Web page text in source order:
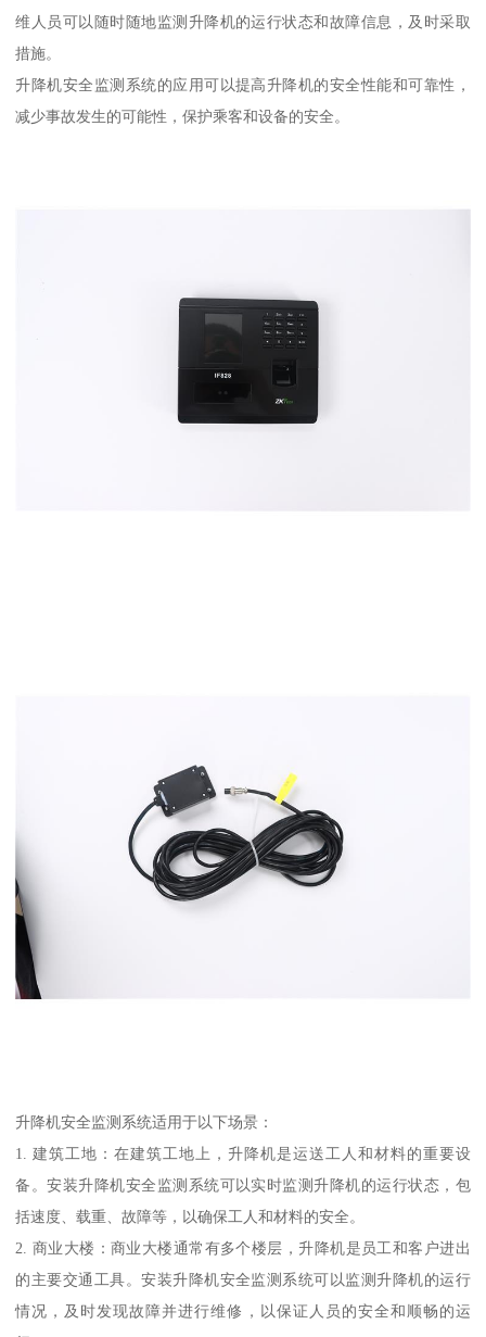
维人员可以随时随地监测升降机的运行状态和故障信息，及时采取
措施。
升降机安全监测系统的应用可以提高升降机的安全性能和可靠性，
减少事故发生的可能性，保护乘客和设备的安全。
升降机安全监测系统适用于以下场景：
1. 建筑工地：在建筑工地上，升降机是运送工人和材料的重要设
备。安装升降机安全监测系统可以实时监测升降机的运行状态，包
括速度、载重、故障等，以确保工人和材料的安全。
2. 商业大楼：商业大楼通常有多个楼层，升降机是员工和客户进出
的主要交通工具。安装升降机安全监测系统可以监测升降机的运行
情况，及时发现故障并进行维修，以保证人员的安全和顺畅的运